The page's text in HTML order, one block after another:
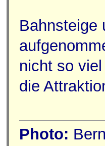
Bahnsteige
nicht so
die
Photo: